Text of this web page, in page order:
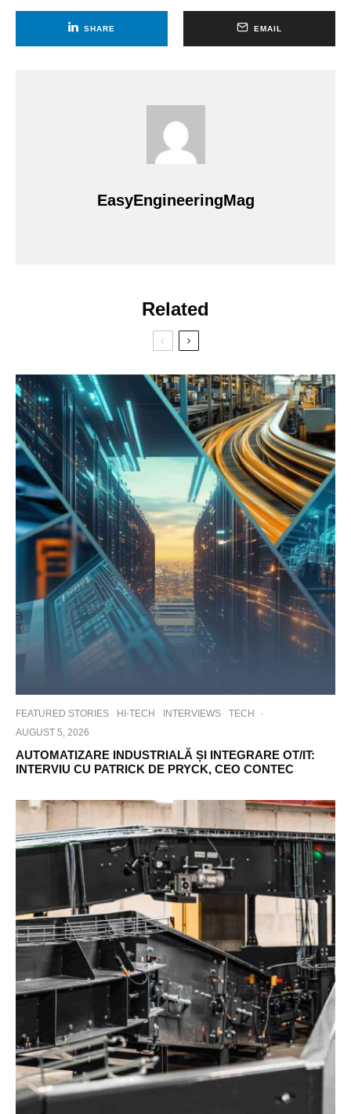
SHARE EMAIL
EasyEngineeringMag
Related
FEATURED STORIES HI-TECH INTERVIEWS TECH
·
AUGUST 5, 2026
AUTOMATIZARE INDUSTRIALĂ ȘI INTEGRARE OT/IT:
INTERVIU CU PATRICK DE PRYCK, CEO CONTEC